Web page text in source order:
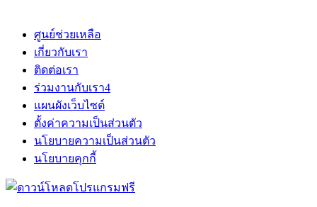
ศูนย์ช่วยเหลือ
เกี่ยวกับเรา
ติดต่อเรา
ร่วมงานกับเรา4
แผนผังเว็บไซต์
ตั้งค่าความเป็นส่วนตัว
นโยบายความเป็นส่วนตัว
นโยบายคุกกี้